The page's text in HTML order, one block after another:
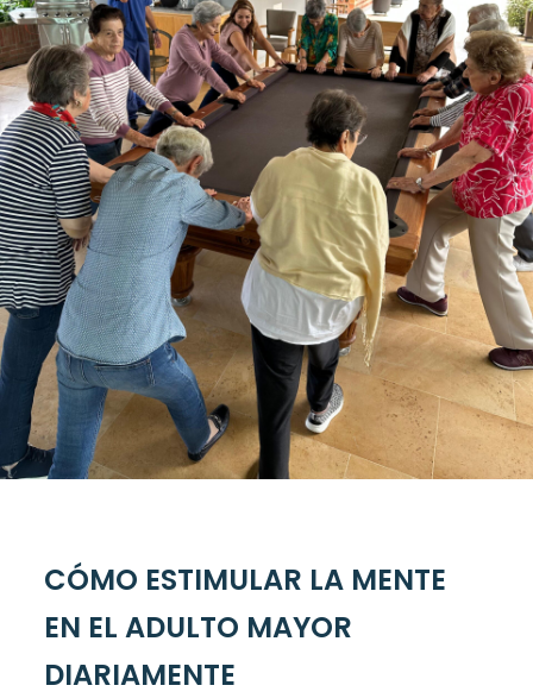
CÓMO ESTIMULAR LA MENTE
EN EL ADULTO MAYOR
DIARIAMENTE